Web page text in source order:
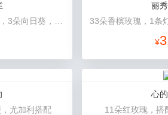
丽
33朵香槟玫瑰，1条
¥
尤加利搭配
心
11朵红玫瑰，搭